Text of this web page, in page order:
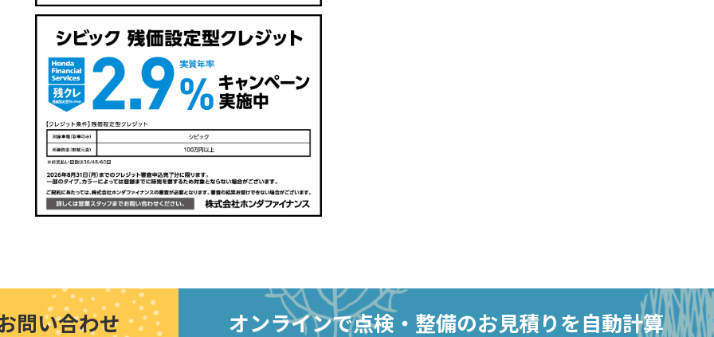
問い合わせ オンラインで点検・整備のお見積りを自動計算